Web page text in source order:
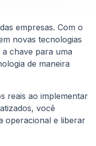
empresas. Com o
novas tecnologias
chave para uma
de maneira
reais ao implementar
você
operacional e liberar